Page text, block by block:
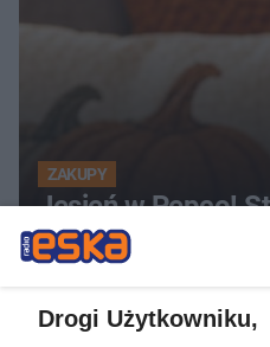
ZAKUPY
Jesień w Pepco!
dodatki w
ZOBACZ WIĘCEJ
Drogi Użytkowniku,